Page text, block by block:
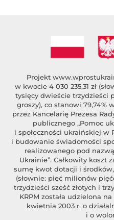
Projekt
w kwocie 4 030 235,31 zł
tysięcy dwieście trzydzieści
groszy), co stanowi 79,74%
przez Kancelarię Prezesa
publicznego „Pomoc
i społeczności ukraińskiej w
i budowanie świadomości
realizowanego pod
Ukrainie”. Całkowity koszt
sumę kwot dotacji i środków,
(słownie: pięć milionów
trzydzieści sześć złotych i
KRPM została udzielona
kwietnia 2003 r. o
i o